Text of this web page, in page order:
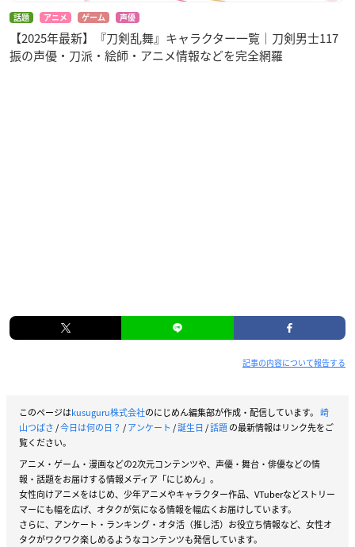
話題 アニメ ゲーム 声優
【2025年最新】『刀剣乱舞』キャラクター一覧｜刀剣男士117
振の声優・刀派・絵師・アニメ情報などを完全網羅
記事の内容について報告する
このページはkusuguru株式会社のにじめん編集部が作成・配信しています。 崎
山つばさ/今日は何の日？ /アンケート /誕生日/話題の最新情報はリンク先をご
覧ください。
アニメ・ゲーム・漫画などの2次元コンテンツや、声優・舞台・俳優などの情
報・話題をお届けする情報メディア「にじめん」。
女性向けアニメをはじめ、少年アニメやキャラクター作品、VTuberなどストリー
マーにも幅を広げ、オタクが気になる情報を幅広くお届けしています。
さらに、アンケート・ランキング・オタ活（推し活）お役立ち情報など、女性オ
タクがワクワク楽しめるようなコンテンツも発信しています。